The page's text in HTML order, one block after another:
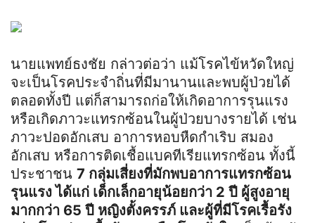
นายแพทย์ธงชัย กล่าวต่อว่า แม้โรคไข้หวัดใหญ่
จะเป็นโรคประจำถิ่นที่มีมานานและพบผู้ป่วยได้
ตลอดทั้งปี แต่ก็สามารถก่อให้เกิดอาการรุนแรง
หรือเกิดภาวะแทรกซ้อนในผู้ป่วยบางรายได้ เช่น
ภาวะปอดอักเสบ อาการหอบหืดกำเริบ สมอง
อักเสบ หรือการติดเชื้อแบคทีเรียแทรกซ้อน ทั้งนี้
ประชาชน 7 กลุ่มเสี่ยงที่มักพบอาการแทรกซ้อน
รุนแรง ได้แก่ เด็กเล็กอายุน้อยกว่า 2 ปี ผู้สูงอายุ
มากกว่า 65 ปี หญิงตั้งครรภ์ และผู้ที่มีโรคเรื้อรัง